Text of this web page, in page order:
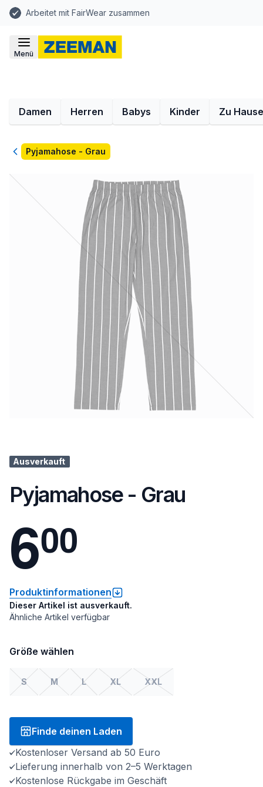
Arbeitet mit FairWear zusammen
Menü
Damen Herren Babys Kinder Zu Hause
ZurückPyjamahose - Grau
Ausverkauft
Pyjamahose - Grau
600
Produktinformationen
Dieser Artikel ist ausverkauft.
Ähnliche Artikel verfügbar
Größe wählen
S M L XL XXL
Finde deinen Laden
Kostenloser Versand ab 50 Euro
Lieferung innerhalb von 2–5 Werktagen
Kostenlose Rückgabe im Geschäft